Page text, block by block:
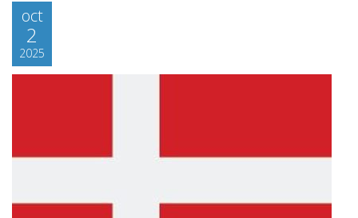
oct
2
2025